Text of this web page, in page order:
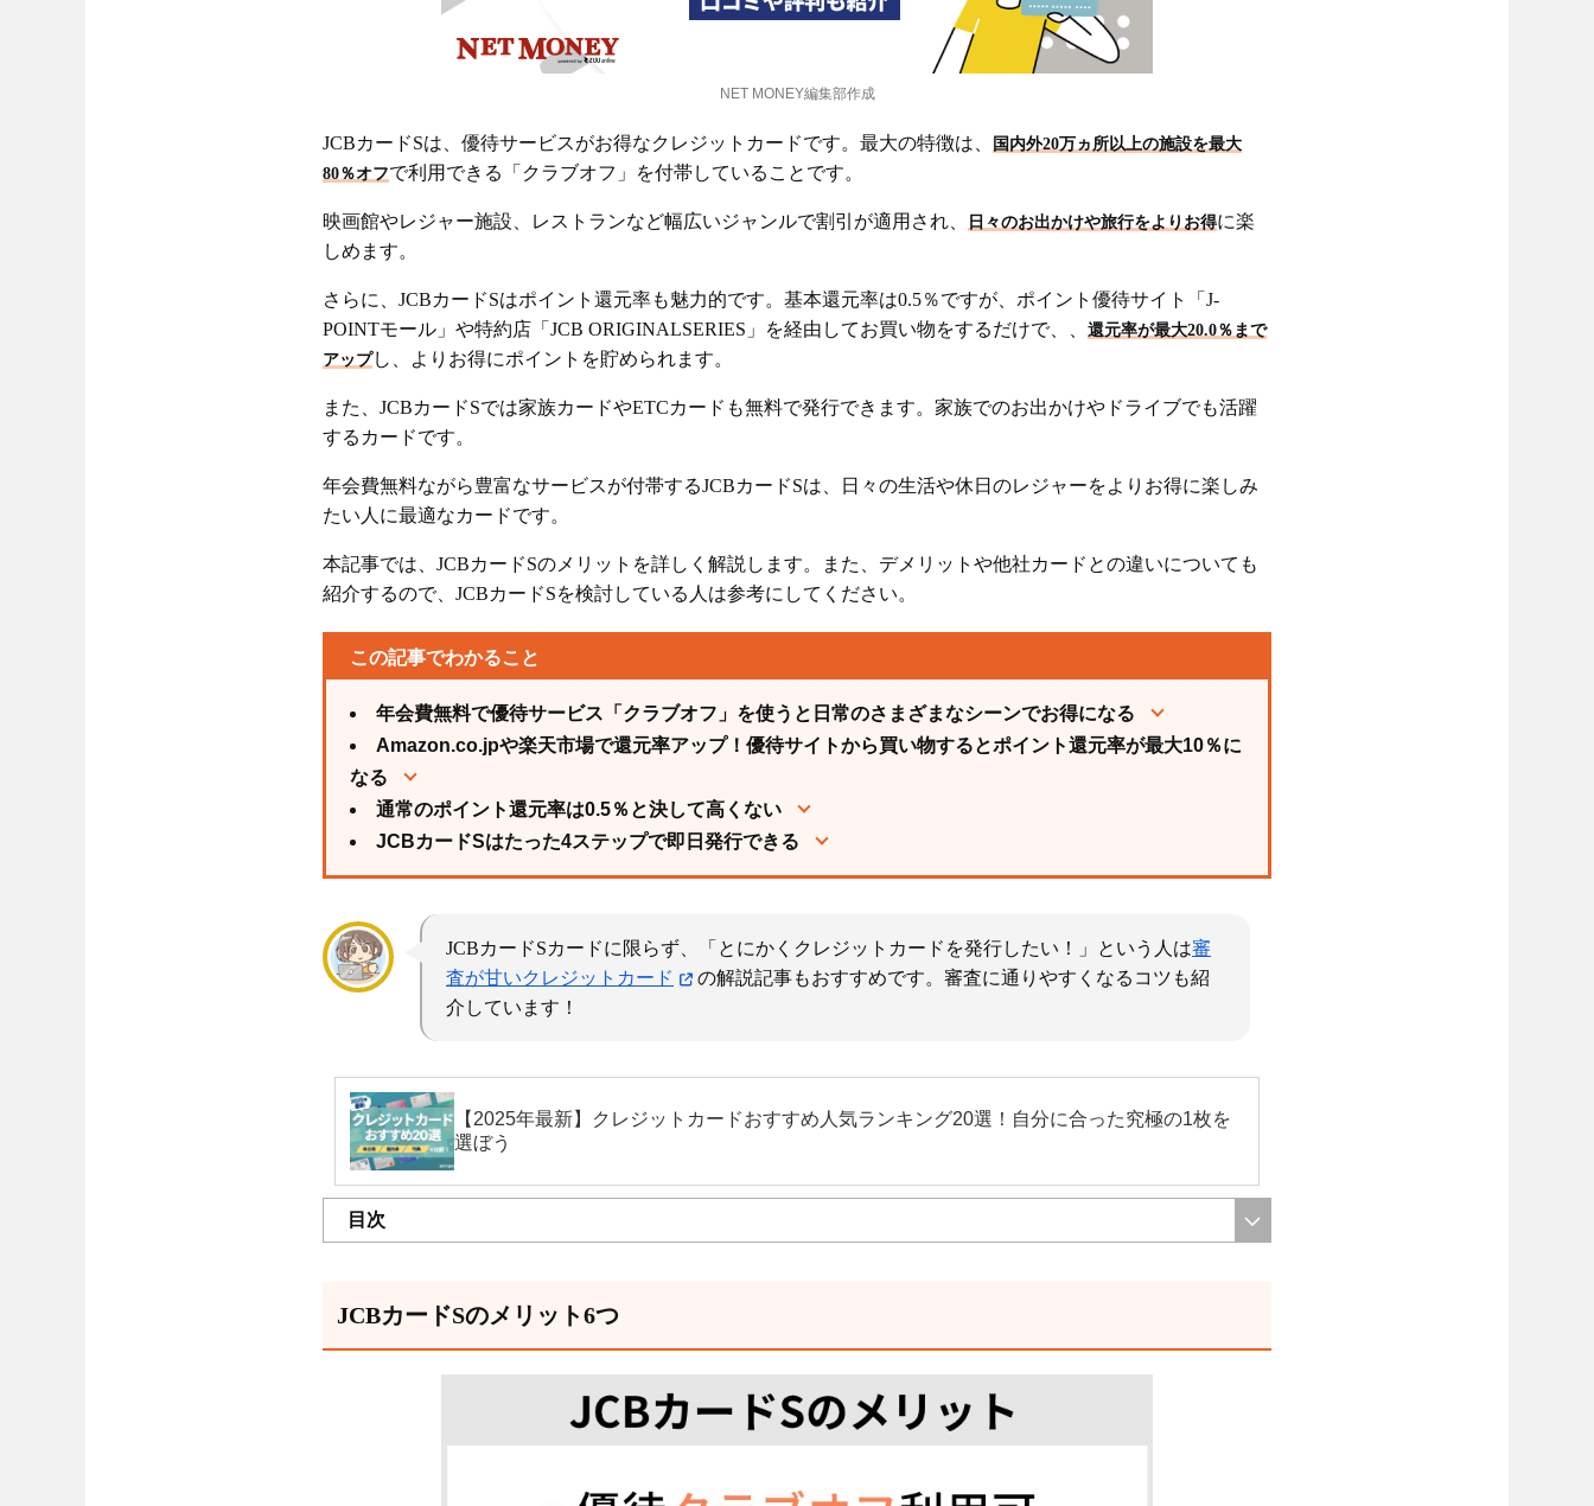
NET MONEY編集部作成
JCBカードSは、優待サービスがお得なクレジットカードです。最大の特徴は、
国内外20万ヵ所以上の施設を最大
80％オフで利用できる「クラブオフ」を付帯していることです。
映画館やレジャー施設、レストランなど幅広いジャンルで割引が適用され、 日々のお出かけや旅行をよりお得に楽
しめます。
さらに、JCBカードSはポイント還元率も魅力的です。基本還元率は0.5％ですが、ポイント優待サイト「J-
POINTモール」や特約店「JCB ORIGINALSERIES」を経由してお買い物をするだけで、、 還元率が最大20.0％まで
アップし、よりお得にポイントを貯められます。
また、JCBカードSでは家族カードやETCカードも無料で発行できます。家族でのお出かけやドライブでも活躍
するカードです。
年会費無料ながら豊富なサービスが付帯するJCBカードSは、日々の生活や休日のレジャーをよりお得に楽しみ
たい人に最適なカードです。
本記事では、JCBカードSのメリットを詳しく解説します。また、デメリットや他社カードとの違いについても
紹介するので、JCBカードSを検討している人は参考にしてください。
この記事でわかること
年会費無料で優待サービス「クラブオフ」を使うと日常のさまざまなシーンでお得になる
Amazon.co.jpや楽天市場で還元率アップ！優待サイトから買い物するとポイント還元率が最大10％に
なる
通常のポイント還元率は0.5％と決して高くない
JCBカードSはたった4ステップで即日発行できる
JCBカードSカードに限らず、「とにかくクレジットカードを発行したい！」という人は審
査が甘いクレジットカード
の解説記事もおすすめです。審査に通りやすくなるコツも紹
介しています！
【2025年最新】クレジットカードおすすめ人気ランキング20選！自分に合った究極の1枚を
選ぼう
目次
JCBカードSのメリット6つ